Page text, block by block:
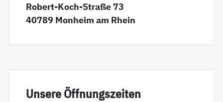
Robert-Koch-Straße 73
40789 Monheim am Rhein
Un­se­re Öff­nungs­zei­ten